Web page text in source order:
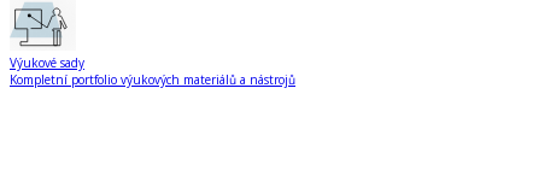
Výukové sady
Kompletní portfolio výukových materiálů a nástrojů